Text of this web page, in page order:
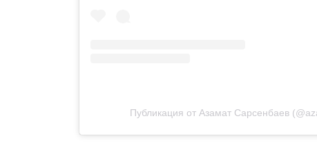
Публикация от Азамат Сарсенбаев